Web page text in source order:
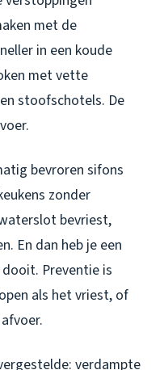
met de
in een koude
met vette
stoofschotels. De
bevroren sifons
zonder
bevriest,
En dan heb je een
Preventie is
als het vriest, of
verdampte